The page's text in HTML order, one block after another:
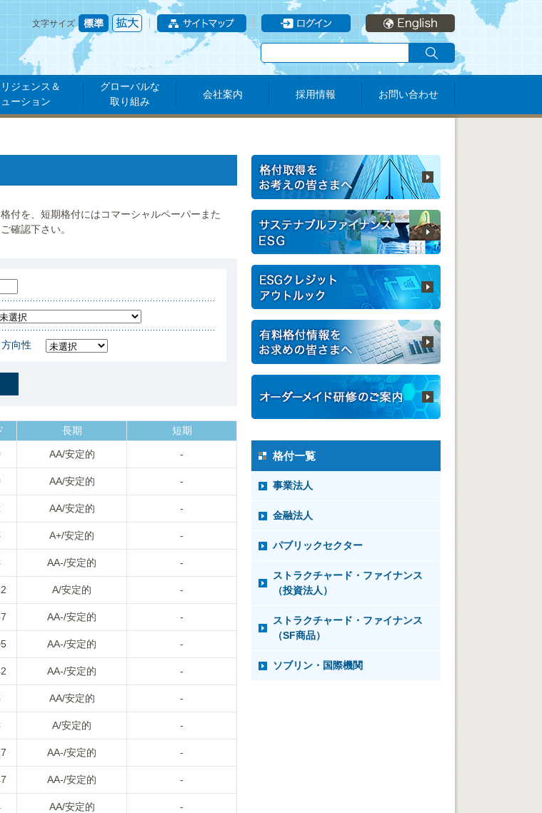
文字サイズ
ジェンス＆
ーション
グローバルな
取り組み
会社案内 採用情報 お問い合わせ
付を、短期格付にはコマーシャルペーパーまた
確認下さい。
向性
長期 短期
AA/安定的 -
AA/安定的 -
AA/安定的 -
A+/安定的 -
AA-/安定的 -
A/安定的 -
AA-/安定的 -
AA-/安定的 -
AA-/安定的 -
AA/安定的 -
A/安定的 -
AA-/安定的 -
AA-/安定的 -
AA/安定的 -
格付一覧
事業法人
金融法人
パブリックセクター
ストラクチャード・ファイナンス
（投資法人）
ストラクチャード・ファイナンス
（SF商品）
ソブリン・国際機関